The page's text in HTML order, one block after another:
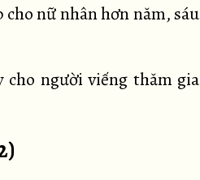
nữ nhân hơn năm, sáu
cho người viếng thăm gia